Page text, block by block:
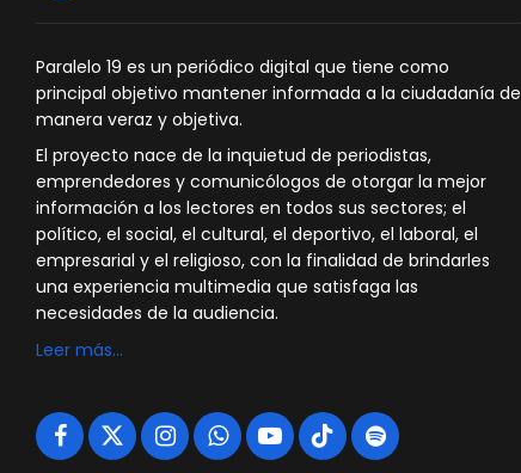
Paralelo 19 es un periódico digital que tiene como
principal objetivo mantener informada a la ciudadanía de
manera veraz y objetiva.
El proyecto nace de la inquietud de periodistas,
emprendedores y comunicólogos de otorgar la mejor
información a los lectores en todos sus sectores; el
político, el social, el cultural, el deportivo, el laboral, el
empresarial y el religioso, con la finalidad de brindarles
una experiencia multimedia que satisfaga las
necesidades de la audiencia.
Leer más…